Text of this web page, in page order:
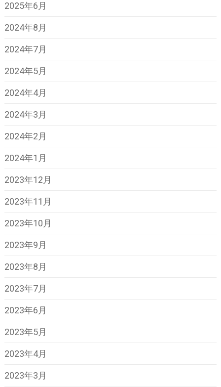
2025年6月
2024年8月
2024年7月
2024年5月
2024年4月
2024年3月
2024年2月
2024年1月
2023年12月
2023年11月
2023年10月
2023年9月
2023年8月
2023年7月
2023年6月
2023年5月
2023年4月
2023年3月